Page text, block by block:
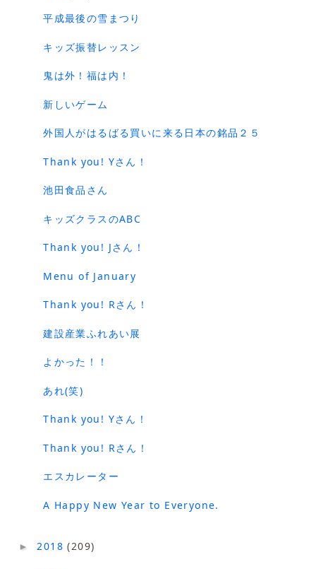
平成最後の雪まつり
キッズ振替レッスン
鬼は外！福は内！
新しいゲーム
外国人がはるばる買いに来る日本の銘品２５
Thank you! Yさん！
池田食品さん
キッズクラスのABC
Thank you! Jさん！
Menu of January
Thank you! Rさん！
建設産業ふれあい展
よかった！！
あれ(笑)
Thank you! Yさん！
Thank you! Rさん！
エスカレーター
A Happy New Year to Everyone.
► 2018(209)